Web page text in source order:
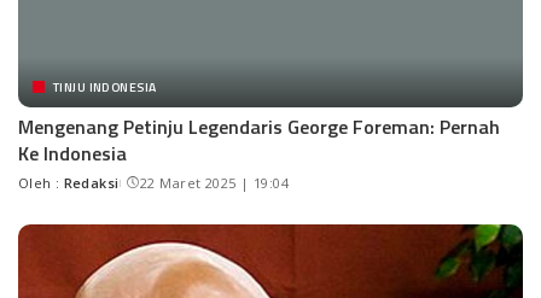
TINJU INDONESIA
Mengenang Petinju Legendaris George Foreman: Pernah
Ke Indonesia
Oleh : Redaksi 22 Maret 2025 | 19:04